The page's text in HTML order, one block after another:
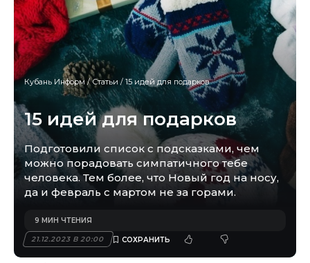
Кубань Информ /Статьи / 15 идей для подарков
15 идей для подарков
Подготовили список с подсказками, чем
можно порадовать симпатичного тебе
человека. Тем более, что Новый год на носу,
да и февраль с мартом не за горами.
21.12.2023 В 20:00
9 МИН ЧТЕНИЯ